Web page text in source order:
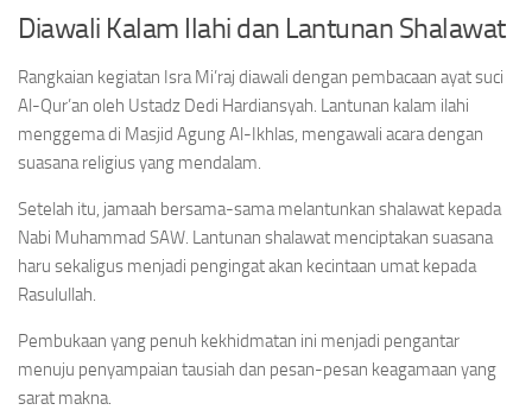
Diawali Kalam Ilahi dan Lantunan Shalawat
Rangkaian kegiatan Isra Mi’raj diawali dengan pembacaan ayat suci
Al-Qur’an oleh Ustadz Dedi Hardiansyah. Lantunan kalam ilahi
menggema di Masjid Agung Al-Ikhlas, mengawali acara dengan
suasana religius yang mendalam.
Setelah itu, jamaah bersama-sama melantunkan shalawat kepada
Nabi Muhammad SAW. Lantunan shalawat menciptakan suasana
haru sekaligus menjadi pengingat akan kecintaan umat kepada
Rasulullah.
Pembukaan yang penuh kekhidmatan ini menjadi pengantar
menuju penyampaian tausiah dan pesan-pesan keagamaan yang
sarat makna.